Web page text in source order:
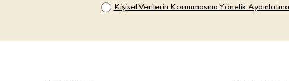
Kişisel Verilerin Korunmasına Yönelik